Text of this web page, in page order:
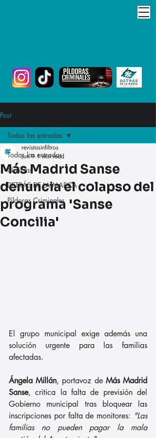
Post
Todas las entradas
Noticias
DETRÁS DE LA MARCA
Píldoras Criminales
Todas las entradas
Más Madrid Sanse
denuncia el colapso del
programa 'Sanse
Concilia'
revistasinfiltros
Jun 9 1 min read
El grupo municipal exige además una
solución urgente para las familias
afectadas.
Ángela Millán, portavoz de Más Madrid
Sanse, critica la falta de previsión del
Gobierno municipal tras bloquear las
inscripciones por falta de monitores: "Las
familias no pueden pagar la mala